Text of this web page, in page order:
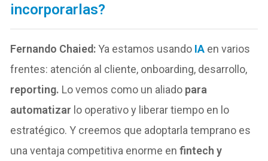
incorporarlas?
Fernando Chaied:Ya estamos usando IA en varios
frentes: atención al cliente, onboarding, desarrollo,
reporting. Lo vemos como un aliado para
automatizar lo operativo y liberar tiempo en lo
estratégico. Y creemos que adoptarla temprano es
una ventaja competitiva enorme en fintech y